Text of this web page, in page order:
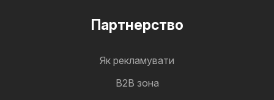
Партнерство
Як рекламувати
B2B зона